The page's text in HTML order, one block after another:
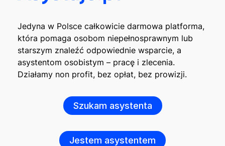
Jedyna w Polsce całkowicie darmowa platforma,
która pomaga osobom niepełnosprawnym lub
starszym znaleźć odpowiednie wsparcie, a
asystentom osobistym – pracę i zlecenia.
Działamy non profit, bez opłat, bez prowizji.
Szukam asystenta
Jestem asystentem